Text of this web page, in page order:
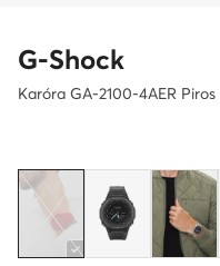
G-Shock
Karóra GA-2100-4AER Piros